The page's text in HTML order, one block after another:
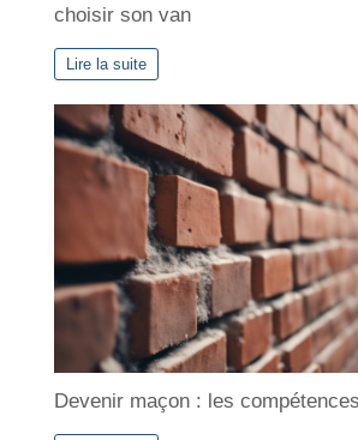
choisir son van
Lire la suite
Devenir maçon : les